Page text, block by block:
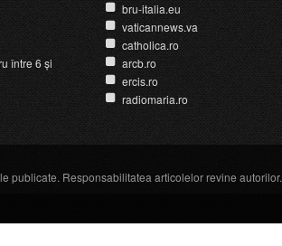
între 6 și
bru-italia.eu
vaticannews.va
catholica.ro
arcb.ro
ercis.ro
radiomaria.ro
publicate. Responsabilitatea articolelor revine autorilor.